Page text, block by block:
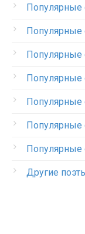
Популярные
Популярные
Популярные
Популярные
Популярные
Популярные
Популярные
Другие